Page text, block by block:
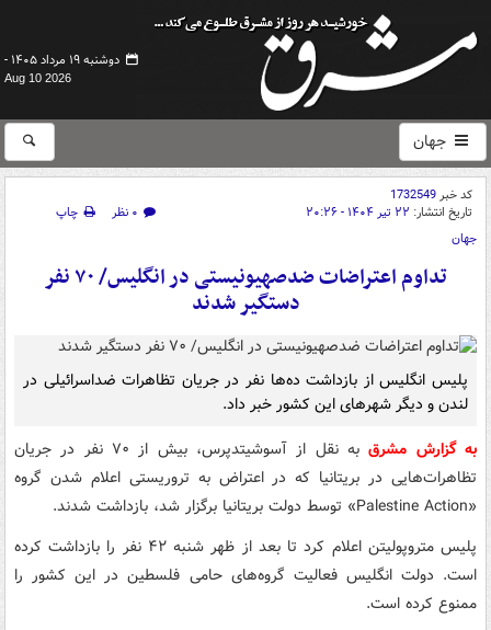
دوشنبه ۱۹ مرداد ۱۴۰۵ -
Aug 10 2026
جهان
کد خبر1732549
تاریخ انتشار: ۲۲ تیر ۱۴۰۴ - ۲۰:۲۶ ۰ نظر
چاپ
جهان
تداوم اعتراضات ضدصهیونیستی در انگلیس/ ۷۰ نفر
دستگیر شدند
پلیس انگلیس از بازداشت ده‌ها نفر در جریان تظاهرات ضداسرائیلی در
لندن و دیگر شهرهای این کشور خبر داد.
به گزارش مشرق
به نقل از آسوشیتدپرس، بیش از ۷۰ نفر در جریان
تظاهرات‌هایی در بریتانیا که در اعتراض به تروریستی اعلام شدن گروه
«Palestine Action» توسط دولت بریتانیا برگزار شد، بازداشت شدند.
پلیس متروپولیتن اعلام کرد تا بعد از ظهر شنبه ۴۲ نفر را بازداشت کرده
است. دولت انگلیس فعالیت گروه‌های حامی فلسطین در این کشور را
ممنوع کرده است.